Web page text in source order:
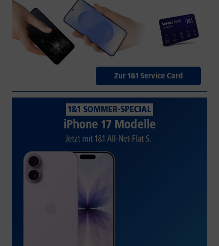
Zur 1&1 Service Card
1&1 SOMMER-SPECIAL
iPhone 17 Modelle
Jetzt mit 1&1 All-Net-Flat S.